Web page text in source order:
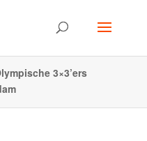
3×3’ers